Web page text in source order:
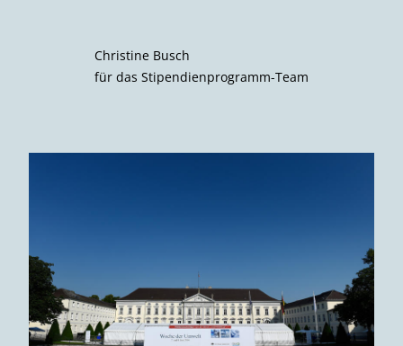
Christine Busch
für das Stipendienprogramm-Team